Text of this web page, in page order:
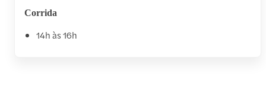
Corrida
14h às 16h